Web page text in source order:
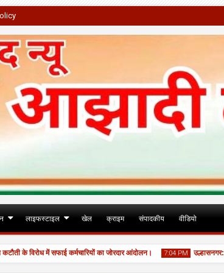
लाइफस्टाइल खेल क्राइम संपादकीय वीडियो
में सफाई कर्मचारियों का जोरदार आंदोलन। 7:04 PM उल्हासनगर: सिंधू